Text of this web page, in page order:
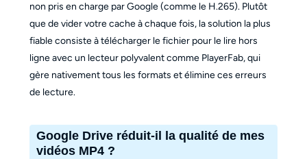
non pris en charge par Google (comme le H.265). Plutôt
que de vider votre cache à chaque fois, la solution la plus
fiable consiste à télécharger le fichier pour le lire hors
ligne avec un lecteur polyvalent comme PlayerFab, qui
gère nativement tous les formats et élimine ces erreurs
de lecture.
Google Drive réduit-il la qualité de mes
vidéos MP4 ?